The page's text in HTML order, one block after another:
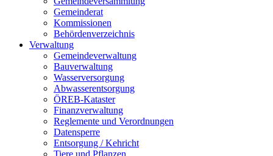
Gemeinderat
Kommissionen
Behördenverzeichnis
Verwaltung
Gemeindeverwaltung
Bauverwaltung
Wasserversorgung
Abwasserentsorgung
ÖREB-Kataster
Finanzverwaltung
Reglemente und Verordnungen
Datensperre
Entsorgung / Kehricht
Tiere und Pflanzen